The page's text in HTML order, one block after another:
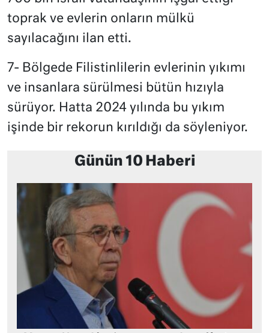
toprak ve evlerin onların mülkü
sayılacağını ilan etti.
7- Bölgede Filistinlilerin evlerinin yıkımı
ve insanlara sürülmesi bütün hızıyla
sürüyor. Hatta 2024 yılında bu yıkım
işinde bir rekorun kırıldığı da söyleniyor.
Günün 10 Haberi